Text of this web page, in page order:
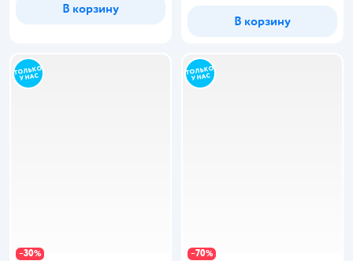
В корзину
В корзину
−30% −70%